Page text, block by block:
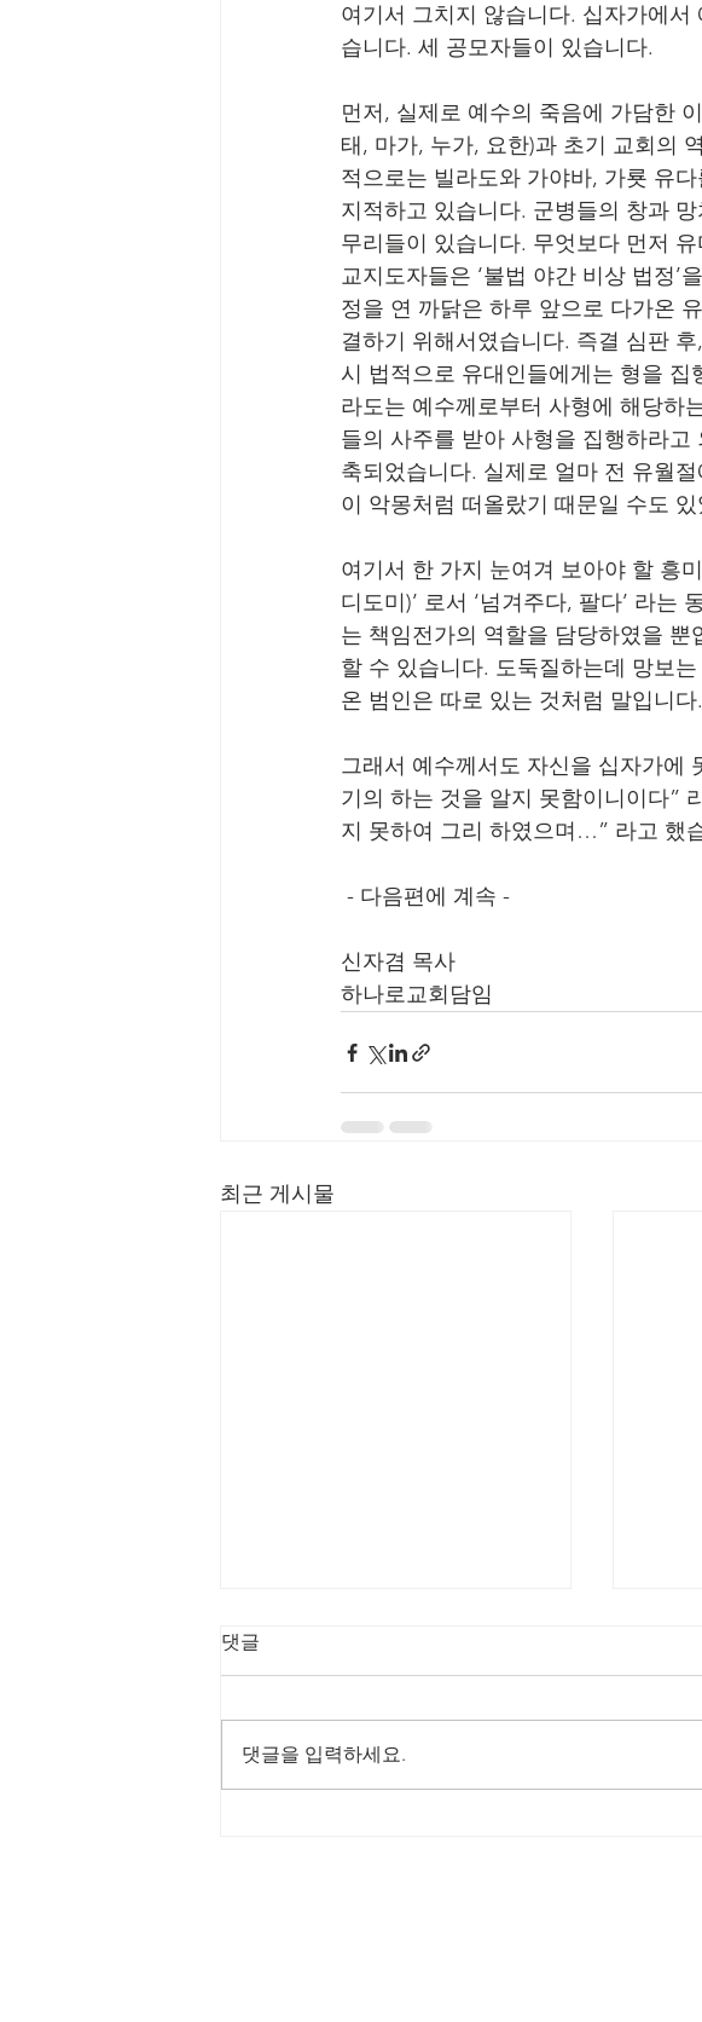
여기서 그치지 않습니다. 십자가에
습니다. 세 공모자들이 있습니다.
먼저, 실제로 예수의 죽음에 가담한
태, 마가, 누가, 요한)과 초기 교회의
적으로는 빌라도와 가야바, 가룟 유
지적하고 있습니다. 군병들의 창과
무리들이 있습니다. 무엇보다 먼저
교지도자들은 ‘불법 야간 비상 법정’
정을 연 까닭은 하루 앞으로 다가온
결하기 위해서였습니다. 즉결 심판
시 법적으로 유대인들에게는 형을
라도는 예수께로부터 사형에 해당하
들의 사주를 받아 사형을 집행하라
축되었습니다. 실제로 얼마 전 유월
이 악몽처럼 떠올랐기 때문일 수도
여기서 한 가지 눈여겨 보아야 할 흥
디도미)’ 로서 ‘넘겨주다, 팔다’ 라
는 책임전가의 역할을 담당하였을
할 수 있습니다. 도둑질하는데 망보
온 범인은 따로 있는 것처럼 말입니다.
그래서 예수께서도 자신을 십자가에
기의 하는 것을 알지 못함이니이다”
지 못하여 그리 하였으며…” 라고 했
- 다음편에 계속 -
신자겸 목사
하나로교회담임
최근 게시물
댓글
댓글을 입력하세요.